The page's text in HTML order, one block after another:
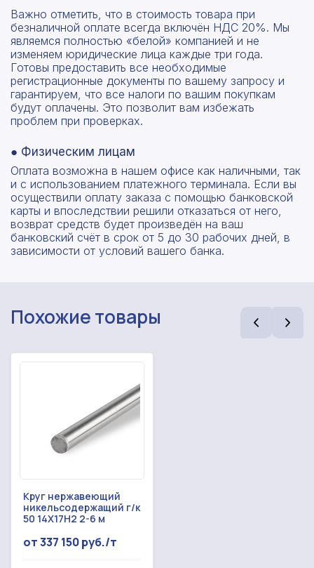
Важно отметить, что в стоимость товара при
безналичной оплате всегда включён НДС 20%. Мы
являемся полностью «белой» компанией и не
изменяем юридические лица каждые три года.
Готовы предоставить все необходимые
регистрационные документы по вашему запросу и
гарантируем, что все налоги по вашим покупкам
будут оплачены. Это позволит вам избежать
проблем при проверках.
● Физическим лицам
Оплата возможна в нашем офисе как наличными, так
и с использованием платежного терминала. Если вы
осуществили оплату заказа с помощью банковской
карты и впоследствии решили отказаться от него,
возврат средств будет произведён на ваш
банковский счёт в срок от 5 до 30 рабочих дней, в
зависимости от условий вашего банка.
Похожие товары
Круг нержавеющий
никельсодержащий г/к
50 14Х17Н2 2-6 м
от 337 150 руб./т